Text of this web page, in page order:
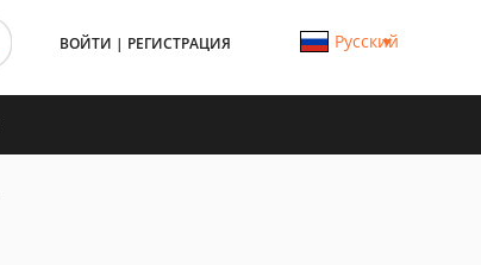
ВОЙТИ | РЕГИСТРАЦИЯ Русский